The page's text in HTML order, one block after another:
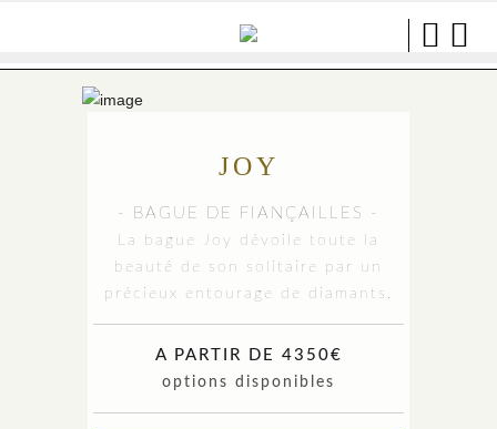
JOY
- BAGUE DE FIANÇAILLES -
La bague Joy dévoile toute la
beauté de son solitaire par un
précieux entourage de diamants.
A PARTIR DE 4350€
options disponibles